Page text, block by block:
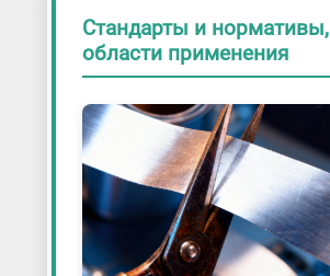
Стандарты и нормативы,
области применения